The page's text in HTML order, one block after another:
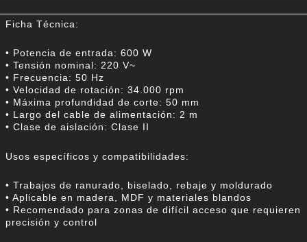
Ficha Técnica:
• Potencia de entrada: 600 W
• Tensión nominal: 220 V~
• Frecuencia: 50 Hz
• Velocidad de rotación: 34.000 rpm
• Máxima profundidad de corte: 50 mm
• Largo del cable de alimentación: 2 m
• Clase de aislación: Clase II
Usos específicos y compatibilidades:
• Trabajos de ranurado, biselado, rebaje y moldurado
• Aplicable en madera, MDF y materiales blandos
• Recomendado para zonas de difícil acceso que requieren
precisión y control